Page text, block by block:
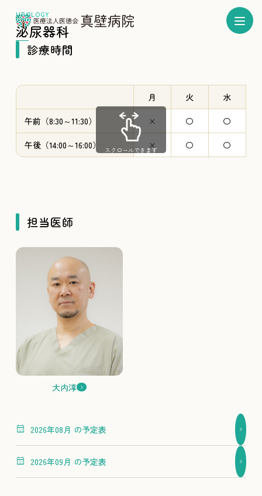
泌尿器科
診療時間
月 火 水
午前（8:30～11:30） × 〇 〇
午後（14:00～16:00） × 〇 〇
スクロールできます
担当医師
大内淳
2026年08月 の予定表
2026年09月 の予定表